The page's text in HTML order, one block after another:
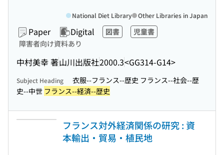
Paper Digital 図書
児童書
障害者向け資料あり
中村美幸 著山川出版社2000.3<GG314-G14>
National Diet Library Other Libraries in Japan
Subject Heading
衣服--フランス--歴史 フランス--社会--歴
史--中世 フランス--経済--歴史
フランス対外経済関係の研究 : 資
本輸出・貿易・植民地